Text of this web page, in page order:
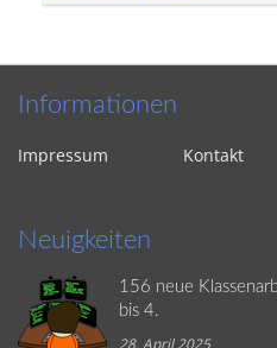
Informationen
Impressum Kontakt
Neuigkeiten
156 neue
bis 4.
28. April 2025